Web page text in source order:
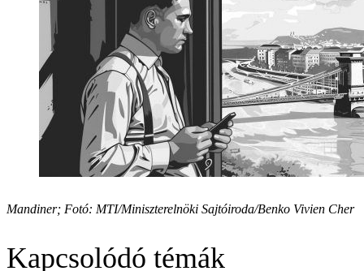
Mandiner; Fotó: MTI/Miniszterelnöki Sajtóiroda/Benko Vivien Cher
Kapcsolódó témák